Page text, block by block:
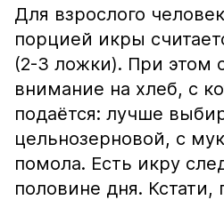
Для взрослого
порцией икры
(2-3 ложки). При этом
внимание на хлеб, с
подаётся: лучше
цельнозерновой, с
помола. Есть икру
половине дня. Кстати,